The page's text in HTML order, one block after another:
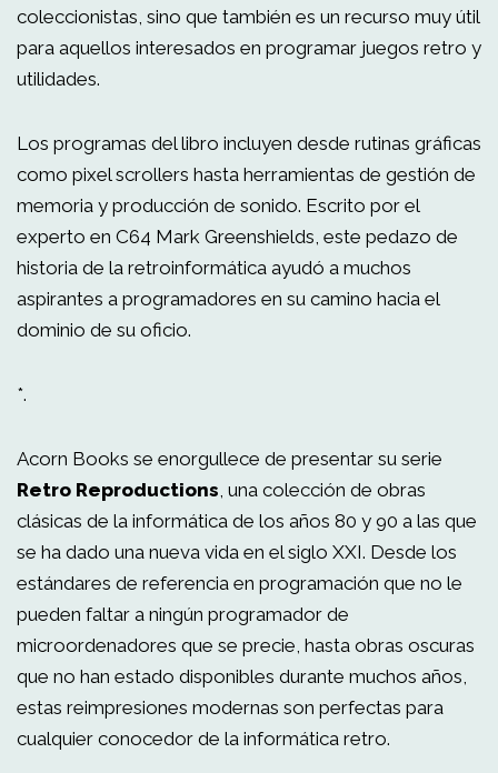
coleccionistas, sino que también es un recurso muy útil
para aquellos interesados en programar juegos retro y
utilidades.
Los programas del libro incluyen desde rutinas gráficas
como pixel scrollers hasta herramientas de gestión de
memoria y producción de sonido. Escrito por el
experto en C64 Mark Greenshields, este pedazo de
historia de la retroinformática ayudó a muchos
aspirantes a programadores en su camino hacia el
dominio de su oficio.
*.
Acorn Books se enorgullece de presentar su serie
Retro Reproductions, una colección de obras
clásicas de la informática de los años 80 y 90 a las que
se ha dado una nueva vida en el siglo XXI. Desde los
estándares de referencia en programación que no le
pueden faltar a ningún programador de
microordenadores que se precie, hasta obras oscuras
que no han estado disponibles durante muchos años,
estas reimpresiones modernas son perfectas para
cualquier conocedor de la informática retro.